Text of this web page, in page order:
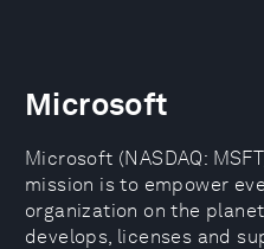
Microsoft
Microsoft (NASDAQ:
mission is to empower
organization on the
develops, licenses and